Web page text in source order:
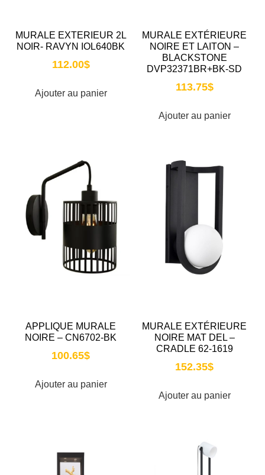
MURALE EXTERIEUR 2L
NOIR- RAVYN IOL640BK
112.00$
Ajouter au panier
MURALE EXTÉRIEURE
NOIRE ET LAITON –
BLACKSTONE
DVP32371BR+BK-SD
113.75$
Ajouter au panier
APPLIQUE MURALE
NOIRE – CN6702-BK
100.65$
Ajouter au panier
MURALE EXTÉRIEURE
NOIRE MAT DEL –
CRADLE 62-1619
152.35$
Ajouter au panier